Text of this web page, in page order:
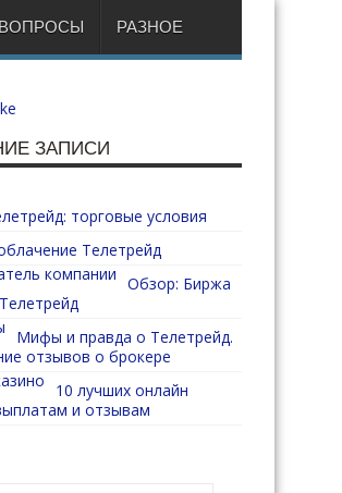
РАЗНОЕ
ЗАПИСИ
торговые условия
Телетрейд
Обзор: Биржа
Мифы и правда о Телетрейд.
отзывов о брокере
10 лучших онлайн
и отзывам